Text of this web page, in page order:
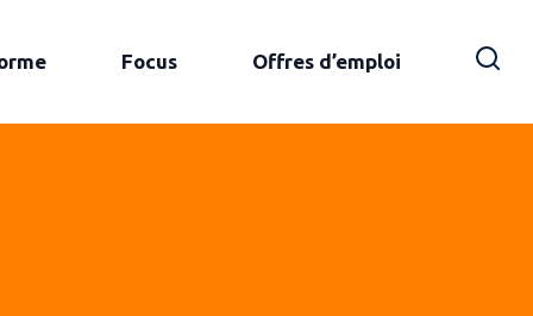
Focus Offres d’emploi